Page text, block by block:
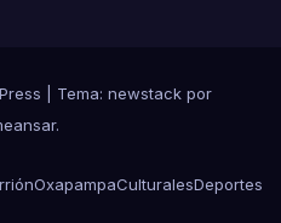
Tema: newstack por
.
OxapampaCulturalesDeportes